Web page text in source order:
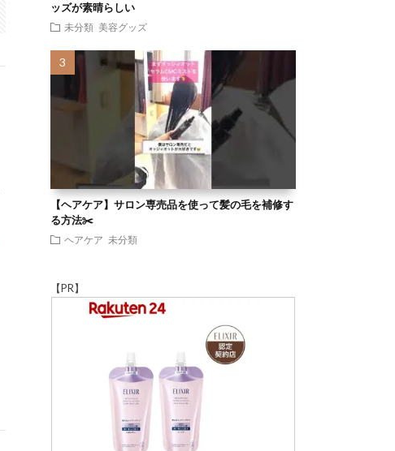
ッズが素晴らしい
未分類 美容グッズ
【ヘアケア】サロン専売品を使って髪の毛を補修す
る方法✂️
ヘアケア 未分類
【PR】